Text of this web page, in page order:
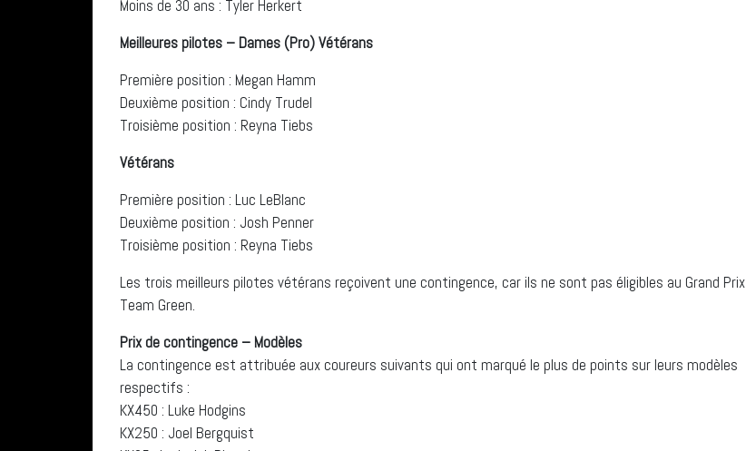
Moins de 30 ans : Tyler Herkert
Meilleures pilotes – Dames (Pro) Vétérans
Première position : Megan Hamm
Deuxième position : Cindy Trudel
Troisième position : Reyna Tiebs
Vétérans
Première position : Luc LeBlanc
Deuxième position : Josh Penner
Troisième position : Reyna Tiebs
Les trois meilleurs pilotes vétérans reçoivent une contingence, car ils ne sont pas éligibles au Grand Prix
Team Green.
Prix de contingence – Modèles
La contingence est attribuée aux coureurs suivants qui ont marqué le plus de points sur leurs modèles
respectifs :
KX450 : Luke Hodgins
KX250 : Joel Bergquist